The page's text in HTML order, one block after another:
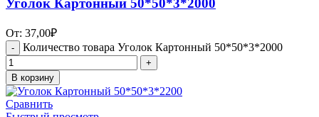
Уголок Картонный 50*50*3*2000
От: 37,00₽
Количество товара Уголок Картонный 50*50*3*2000
В корзину
Сравнить